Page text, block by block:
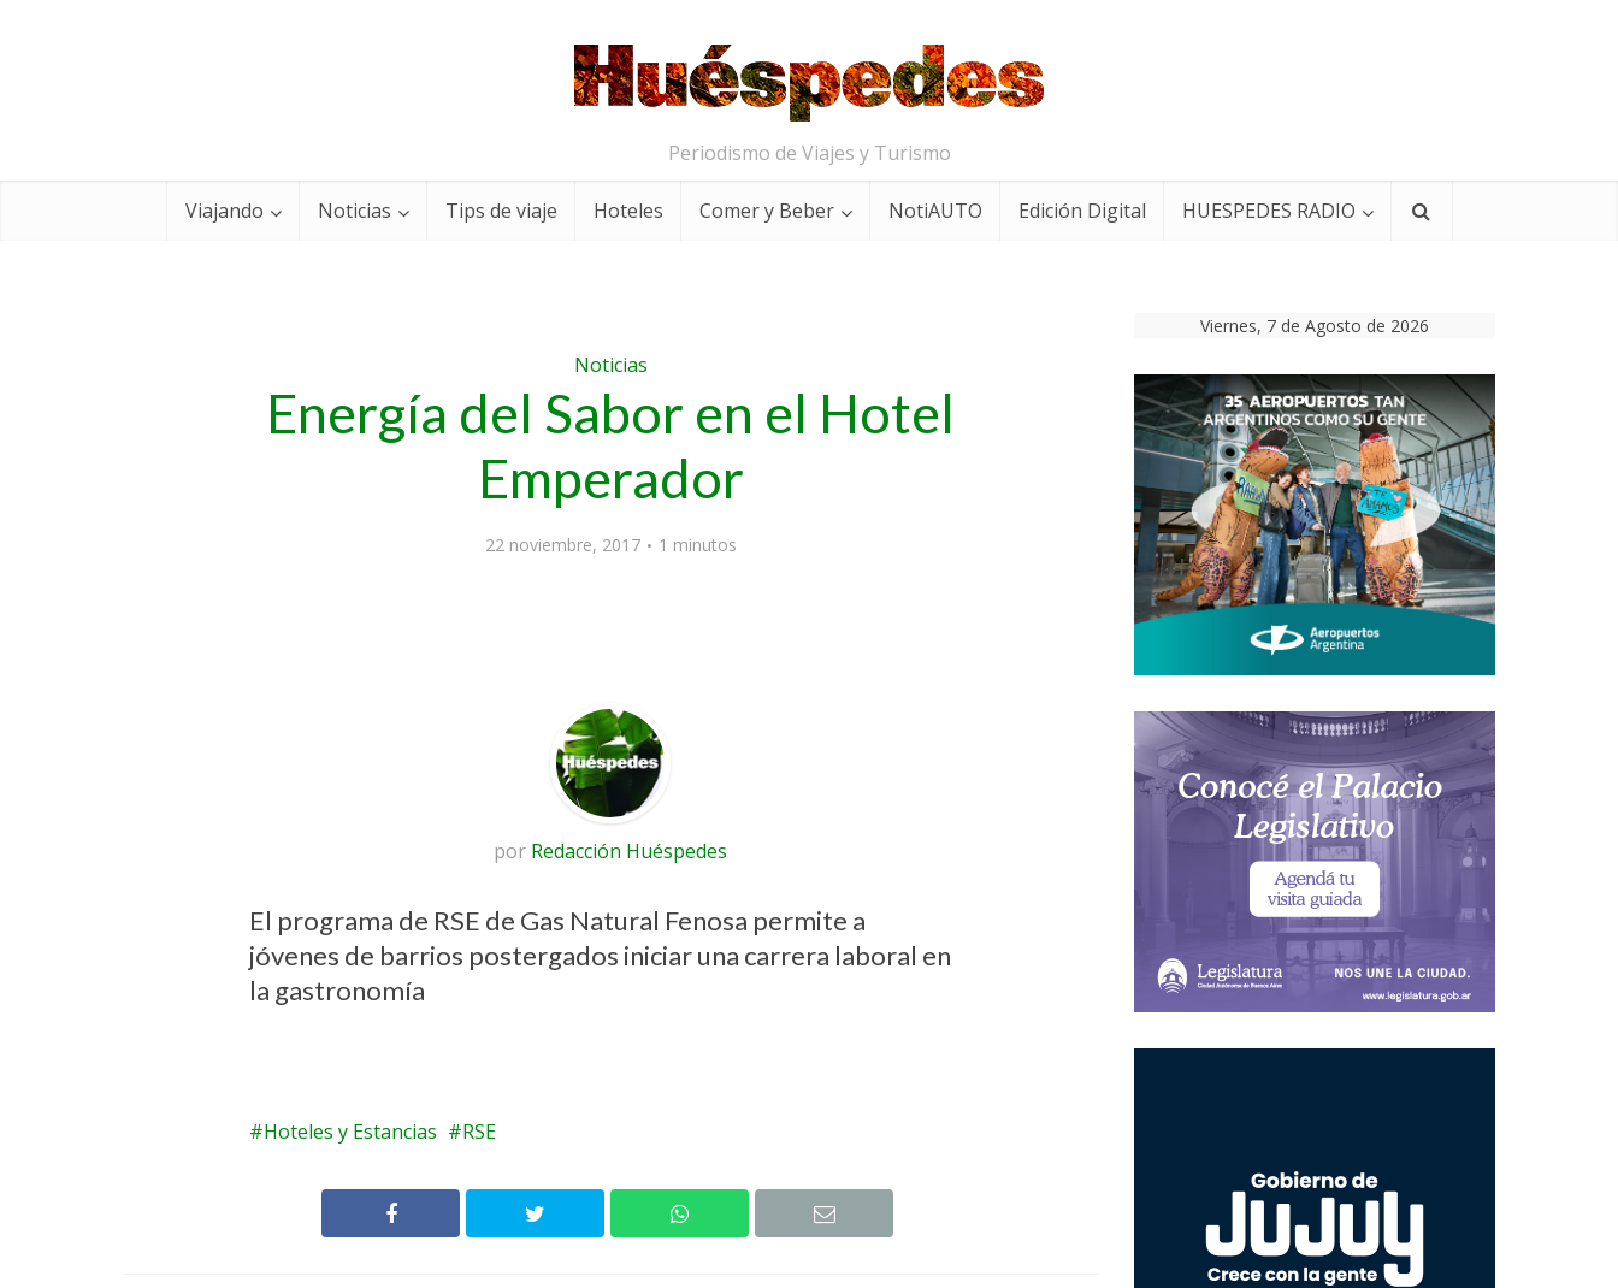
Periodismo de Viajes y Turismo
Viajando Noticias Tips de viaje Hoteles Comer y Beber NotiAUTO Edición Digital HUESPEDES RADIO
Noticias
Energía del Sabor en el Hotel
Emperador
22 noviembre, 2017 1 minutos
por Redacción Huéspedes
El programa de RSE de Gas Natural Fenosa permite a
jóvenes de barrios postergados iniciar una carrera laboral en
la gastronomía
Hoteles y Estancias RSE
Viernes, 7 de Agosto de 2026